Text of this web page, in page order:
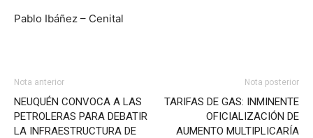
Pablo Ibáñez – Cenital
Nota anterior
NEUQUÉN CONVOCA A LAS
PETROLERAS PARA DEBATIR
LA INFRAESTRUCTURA DE
Nota posterior
TARIFAS DE GAS: INMINENTE
OFICIALIZACIÓN DE
AUMENTO MULTIPLICARÍA